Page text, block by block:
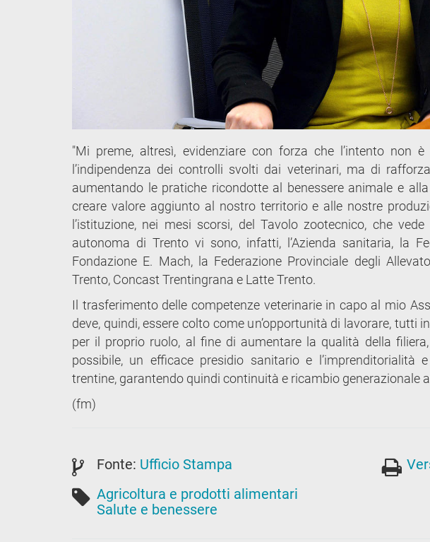
"Mi preme, altresì, evidenziare con forza che l’intento non
l’indipendenza dei controlli svolti dai veterinari, ma di
aumentando le pratiche ricondotte al benessere animale e
creare valore aggiunto al nostro territorio e alle nostre
l’istituzione, nei mesi scorsi, del Tavolo zootecnico, che
autonoma di Trento vi sono, infatti, l’Azienda sanitaria, la
Fondazione E. Mach, la Federazione Provinciale degli
Trento, Concast Trentingrana e Latte Trento.
Il trasferimento delle competenze veterinarie in capo al mio
deve, quindi, essere colto come un’opportunità di lavorare, tutti
per il proprio ruolo, al fine di aumentare la qualità della
possibile, un efficace presidio sanitario e l’imprenditorialità
trentine, garantendo quindi continuità e ricambio generazionale
(fm)
Fonte: Ufficio Stampa
Agricoltura e prodotti alimentari
Salute e benessere